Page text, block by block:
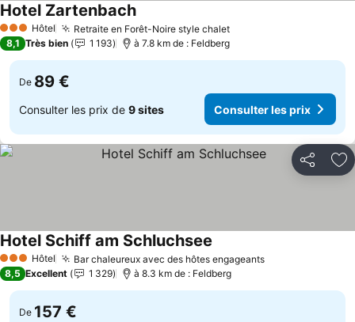
3 ÉtoilesHôtel Retraite en Forêt-Noire style chaletConsulter les prix
Hotel ZartenbachConsulter les prix
8,1 Très bien 1 193 à 7.8 km de : Feldberg
De 89 €
Consulter les prix de 9 sites Consulter les prix
Partager
3 ÉtoilesHôtel Bar chaleureux avec des hôtes engageantsConsulter les
Hotel Schiff am Schluchsee
8,5 Excellent 1 329 à 8.3 km de : Feldberg
De 157 €